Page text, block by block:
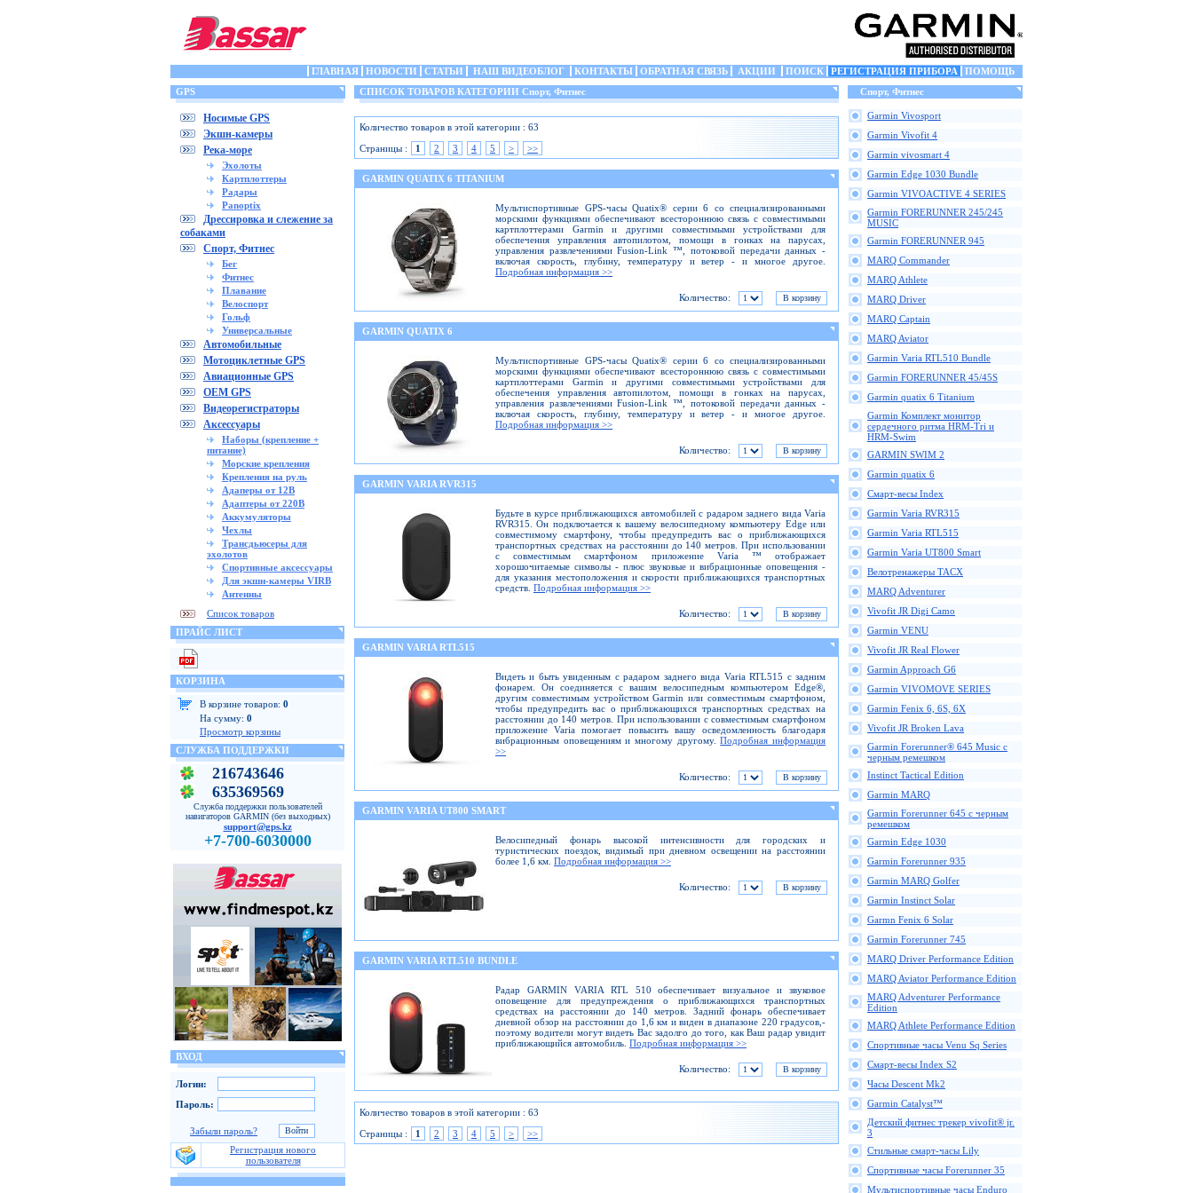
ГЛАВНАЯ НОВОСТИ СТАТЬИ НАШ ВИДЕОБЛОГ КОНТАКТЫ ОБРАТНАЯ СВЯЗЬ АКЦИИ ПОИСК РЕГИСТРАЦИЯ ПРИБОРА
ПОМОЩЬ
GPS
Носимые GPS
Экшн-камеры
Река-море
Эхолоты
Картплоттеры
Радары
Panoptix
Дрессировка и слежение за
собаками
Спорт, Фитнес
Бег
Фитнес
Плавание
Велоспорт
Гольф
Универсальные
Автомобильные
Мотоциклетные GPS
Авиационные GPS
OEM GPS
Видеорегистраторы
Аксессуары
Наборы (крепление +
питание)
Морские крепления
Крепления на руль
Адаперы от 12В
Адаптеры от 220В
Аккумуляторы
Чехлы
Трансдьюсеры для
эхолотов
Спортивные аксессуары
Для экшн-камеры VIRB
Антенны
Список товаров
ПРАЙС ЛИСТ
КОРЗИНА
В корзине товаров: 0
На сумму: 0
Просмотр корзины
СЛУЖБА ПОДДЕРЖКИ
216743646
635369569
Служба поддержки пользователей
навигаторов GARMIN (без выходных)
support@gps.kz
+7-700-6030000
ВХОД
Логин:
Пароль:
Забыли пароль?
Регистрация нового
пользователя
СПИСОК ТОВАРОВ КАТЕГОРИИ Спорт, Фитнес
Количество товаров в этой категории : 63
Страницы :
1 2 3 4 5 > >>
GARMIN QUATIX 6 TITANIUM
Мультиспортивные GPS-часы Quatix® серии 6 со специализированными
морскими функциями обеспечивают всестороннюю связь с совместимыми
картплоттерами Garmin и другими совместимыми устройствами для
обеспечения управления автопилотом, помощи в гонках на парусах,
управления развлечениями Fusion-Link ™, потоковой передачи данных -
включая скорость, глубину, температуру и ветер - и многое другое.
Подробная информация >>
Количество:
GARMIN QUATIX 6
Мультиспортивные GPS-часы Quatix® серии 6 со специализированными
морскими функциями обеспечивают всестороннюю связь с совместимыми
картплоттерами Garmin и другими совместимыми устройствами для
обеспечения управления автопилотом, помощи в гонках на парусах,
управления развлечениями Fusion-Link ™, потоковой передачи данных -
включая скорость, глубину, температуру и ветер - и многое другое.
Подробная информация >>
Количество:
GARMIN VARIA RVR315
Будьте в курсе приближающихся автомобилей с радаром заднего вида Varia
RVR315. Он подключается к вашему велосипедному компьютеру Edge или
совместимому смартфону, чтобы предупредить вас о приближающихся
транспортных средствах на расстоянии до 140 метров. При использовании
с совместимым смартфоном приложение Varia ™ отображает
хорошочитаемые символы - плюс звуковые и вибрационные оповещения -
для указания местоположения и скорости приближающихся транспортных
средств. Подробная информация >>
Количество:
GARMIN VARIA RTL515
Видеть и быть увиденным с радаром заднего вида Varia RTL515 с задним
фонарем. Он соединяется с вашим велосипедным компьютером Edge®,
другим совместимым устройством Garmin или совместимым смартфоном,
чтобы предупредить вас о приближающихся транспортных средствах на
расстоянии до 140 метров. При использовании с совместимым смартфоном
приложение Varia помогает повысить вашу осведомленность благодаря
вибрационным оповещениям и многому другому.Подробная информация
>>
Количество:
GARMIN VARIA UT800 SMART
Велосипедный фонарь высокой интенсивности для городских и
туристических поездок, видимый при дневном освещении на расстоянии
более 1,6 км. Подробная информация >>
Количество:
GARMIN VARIA RTL510 BUNDLE
Радар GARMIN VARIA RTL 510 обеспечивает визуальное и звуковое
оповещение для предупреждения о приближающихся транспортных
средствах на расстоянии до 140 метров. Задний фонарь обеспечивает
дневной обзор на расстоянии до 1,6 км и виден в диапазоне 220 градусов,-
поэтому водители могут видеть Вас задолго до того, как Ваш радар увидит
приближающийся автомобиль. Подробная информация >>
Количество:
Количество товаров в этой категории : 63
Страницы :
1 2 3 4 5 > >>
Спорт, Фитнес
Garmin Vivosport
Garmin Vivofit 4
Garmin vivosmart 4
Garmin Edge 1030 Bundle
Garmin VIVOACTIVE 4 SERIES
Garmin FORERUNNER 245/245
MUSIC
Garmin FORERUNNER 945
MARQ Commander
MARQ Athlete
MARQ Driver
MARQ Captain
MARQ Aviator
Garmin Varia RTL510 Bundle
Garmin FORERUNNER 45/45S
Garmin quatix 6 Titanium
Garmin Комплект монитор
сердечного ритма HRM-Tri и
HRM-Swim
GARMIN SWIM 2
Garmin quatix 6
Смарт-весы Index
Garmin Varia RVR315
Garmin Varia RTL515
Garmin Varia UT800 Smart
Велотренажеры TACX
MARQ Adventurer
Vivofit JR Digi Camo
Garmin VENU
Vivofit JR Real Flower
Garmin Approach G6
Garmin VIVOMOVE SERIES
Garmin Fenix 6, 6S, 6X
Vivofit JR Broken Lava
Garmin Forerunner® 645 Music с
черным ремешком
Instinct Tactical Edition
Garmin MARQ
Garmin Forerunner 645 с черным
ремешком
Garmin Edge 1030
Garmin Forerunner 935
Garmin MARQ Golfer
Garmin Instinct Solar
Garmn Fenix 6 Solar
Garmin Forerunner 745
MARQ Driver Performance Edition
MARQ Aviator Performance Edition
MARQ Adventurer Performance
Edition
MARQ Athlete Performance Edition
Спортивные часы Venu Sq Series
Смарт-весы Index S2
Часы Descent Mk2
Garmin Catalyst™
Детский фитнес трекер vivofit® jr.
3
Стильные смарт-часы Lily
Спортивные часы Forerunner 35
Мультиспортивные часы Enduro